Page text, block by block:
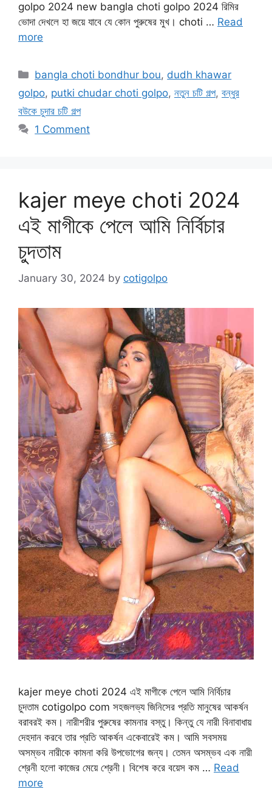
golpo 2024 new bangla choti golpo 2024 রিমির
ভোদা দেখলে হা জয়ে যাবে যে কোন পুরুষের মুখ। choti … Read
more
Categories
bangla choti bondhur bou, dudh khawar
golpo, putki chudar choti golpo, নতুন চটি গল্প, বন্ধুর
বউকে চুদার চটি গল্প
1 Comment
kajer meye choti 2024
এই মাগীকে পেলে আমি নির্বিচার
চুদতাম
January 30, 2024 by cotigolpo
kajer meye choti 2024 এই মাগীকে পেলে আমি নির্বিচার
চুদতাম cotigolpo com সহজলভ্য জিনিসের প্রতি মানুষের আকর্ষন
বরাবরই কম। নারীশরীর পুরুষের কামনার বস্তু। কিন্তু যে নারী বিনাবাধায়
দেহদান করবে তার প্রতি আকর্ষন একেবারেই কম। আমি সবসময়
অসম্ভব নারীকে কামনা করি উপভোগের জন্য। তেমন অসম্ভব এক নারী
শ্রেনী হলো কাজের মেয়ে শ্রেনী। বিশেষ করে বয়েস কম … Read
more